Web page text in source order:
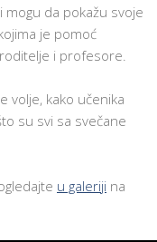
mogu da pokažu svoje
je pomoć
i profesore.
volje, kako učenika
su svi sa svečane
u galeriji na